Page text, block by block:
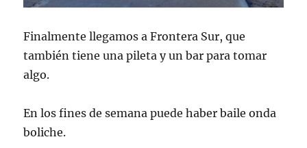
Finalmente llegamos a Frontera Sur, que
también tiene una pileta y un bar para tomar
algo.
En los fines de semana puede haber baile onda
boliche.